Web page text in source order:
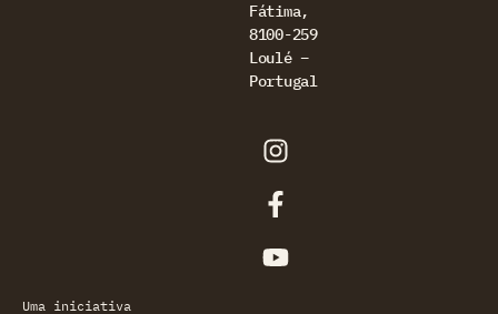
Fátima,
8100-259
Loulé –
Portugal
Uma iniciativa